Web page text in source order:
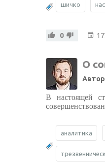
шичко
0
О
В настоящей
аналитика